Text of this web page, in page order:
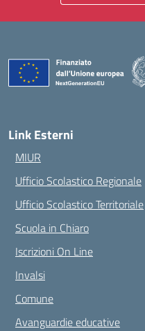
Link Esterni
MIUR
Ufficio Scolastico Regionale
Ufficio Scolastico Territoriale
Scuola in Chiaro
Iscrizioni On Line
Invalsi
Comune
Avanguardie educative